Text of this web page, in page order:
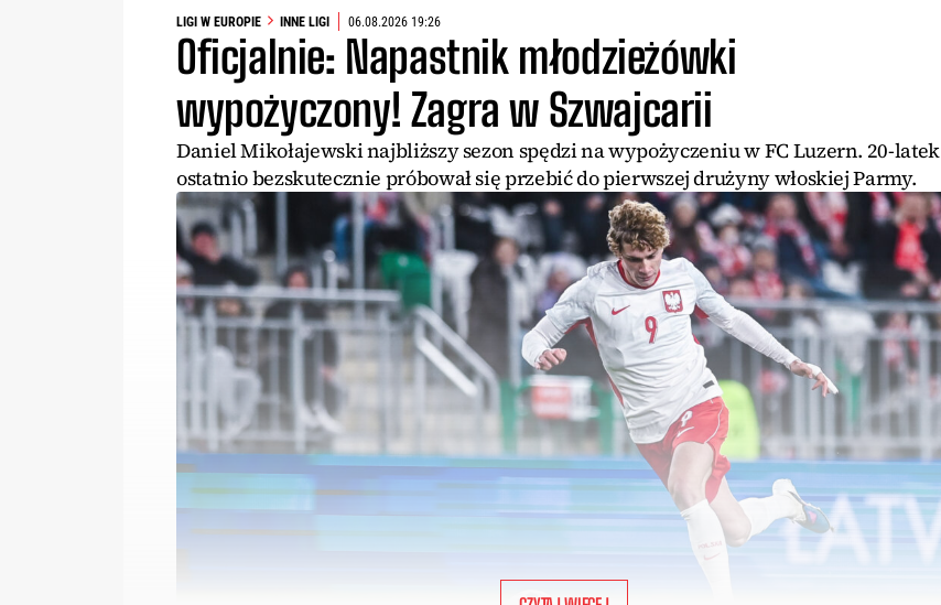
LIGI W EUROPIE INNE LIGI 06.08.2026 19:26
Oficjalnie: Napastnik młodzieżówki
wypożyczony! Zagra w Szwajcarii
Daniel Mikołajewski najbliższy sezon spędzi na wypożyczeniu w FC Luzern. 20-latek
ostatnio bezskutecznie próbował się przebić do pierwszej drużyny włoskiej Parmy.